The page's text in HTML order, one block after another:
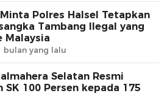
Minta Polres Halsel Tetapkan
Tambang Ilegal yang
Malaysia
bulan yang lalu
Selatan Resmi
SK 100 Persen kepada 175